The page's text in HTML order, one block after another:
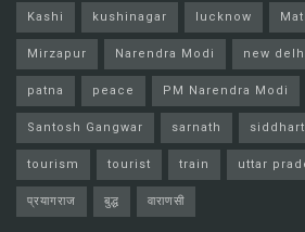
Kashi kushinagar lucknow
Mirzapur Narendra Modi new
patna peace PM Narendra Modi
Santosh Gangwar sarnath
tourism tourist train uttar
प्रयागराज बुद्ध वाराणसी